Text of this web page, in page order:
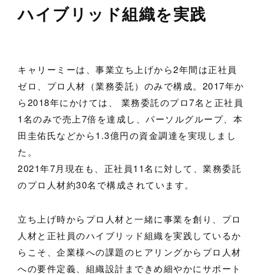
ハイブリッド組織を実践
キャリーミーは、事業立ち上げから2年間は正社員
ゼロ、プロ人材（業務委託）のみで構成。2017年か
ら2018年にかけては、 業務委託のプロ7名と正社員
1名のみで売上7倍を達成し、パーソルグループ、本
田圭佑氏などから1.3億円の資金調達を実現しまし
た。
2021年7月現在も、正社員11名に対して、業務委託
のプロ人材約30名で構成されています。
立ち上げ時からプロ人材と一緒に事業を創り、プロ
人材と正社員のハイブリッド組織を実践しているか
らこそ、企業様への課題のヒアリングからプロ人材
への要件定義、組織設計まできめ細やかにサポート